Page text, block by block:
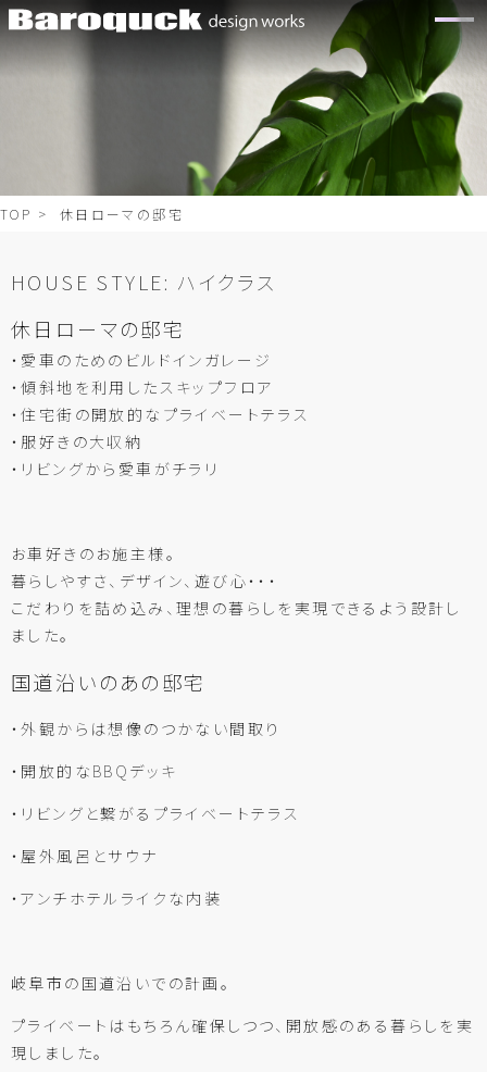
TOP > 休日ローマの邸宅
HOUSE STYLE: ハイクラス
休日ローマの邸宅
・愛車のためのビルドインガレージ
・傾斜地を利用したスキップフロア
・住宅街の開放的なプライベートテラス
・服好きの大収納
・リビングから愛車がチラリ
お車好きのお施主様。
暮らしやすさ、デザイン、遊び心・・・
こだわりを詰め込み、理想の暮らしを実現できるよう設計し
ました。
国道沿いのあの邸宅
・外観からは想像のつかない間取り
・開放的なBBQデッキ
・リビングと繋がるプライベートテラス
・屋外風呂とサウナ
・アンチホテルライクな内装
岐阜市の国道沿いでの計画。
プライベートはもちろん確保しつつ、開放感のある暮らしを実
現しました。